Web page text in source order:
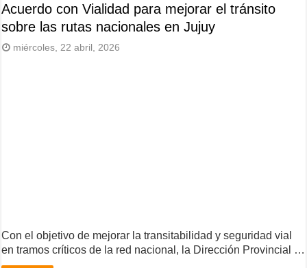
Acuerdo con Vialidad para mejorar el tránsito
sobre las rutas nacionales en Jujuy
miércoles, 22 abril, 2026
Con el objetivo de mejorar la transitabilidad y seguridad vial
en tramos críticos de la red nacional, la Dirección Provincial …